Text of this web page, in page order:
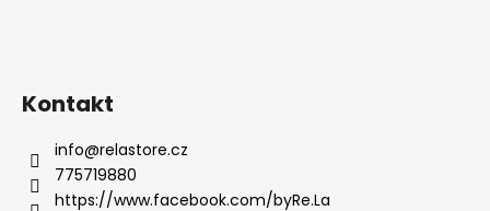
Kontakt
info@relastore.cz
775719880
https://www.facebook.com/byRe.La